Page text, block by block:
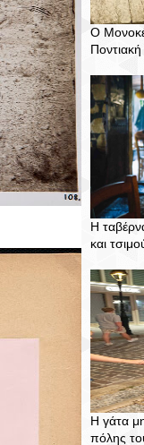
Ο
Η
και
Η γάτα
πόλης